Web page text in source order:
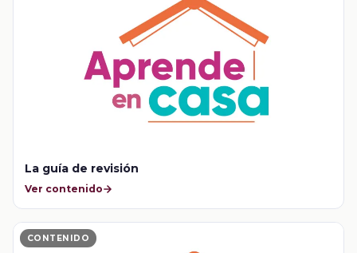
La guía de revisión
Ver contenido
CONTENIDO